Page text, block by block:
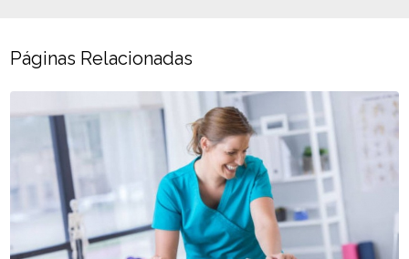
Páginas Relacionadas